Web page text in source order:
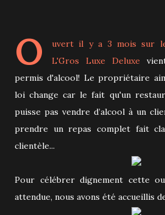
O
uvert il y a 3 mois sur
L'Gros Luxe Deluxe
permis d'alcool! Le propriétaire
loi change car le fait qu'un
puisse pas vendre d’alcool à un
prendre un repas complet fait
clientèle...
Pour célébrer dignement cette
attendue, nous avons été accueillis